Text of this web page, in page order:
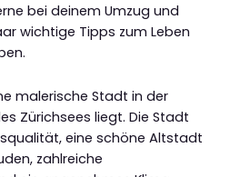
bei deinem Umzug und
wichtige Tipps zum Leben
malerische Stadt in der
Zürichsees liegt. Die Stadt
eine schöne Altstadt
zahlreiche